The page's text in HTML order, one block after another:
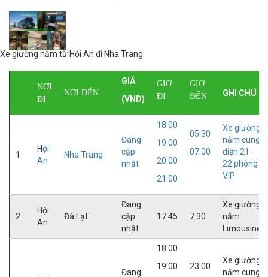
Xe giường nằm từ Hội An đi Nha Trang
NƠI
ĐI
NƠI ĐẾN
GIÁ
(VND)
GIỜ
ĐI
GIỜ
ĐẾN
GHI CHÚ
1
Hội
An
Nha Trang
Đang
cập
nhật
18:00
19:00
20:00
21:00
05:30
07:00
Xe giường
nằm cung
điện 21-
22 phòng
VIP
2
Hội
An
Đà Lạt
Đang
cập
nhật
17:45 7:30
Xe giường
nằm
Limousine
Đang
18:00
19:00
23:00
Xe giường
nằm cung